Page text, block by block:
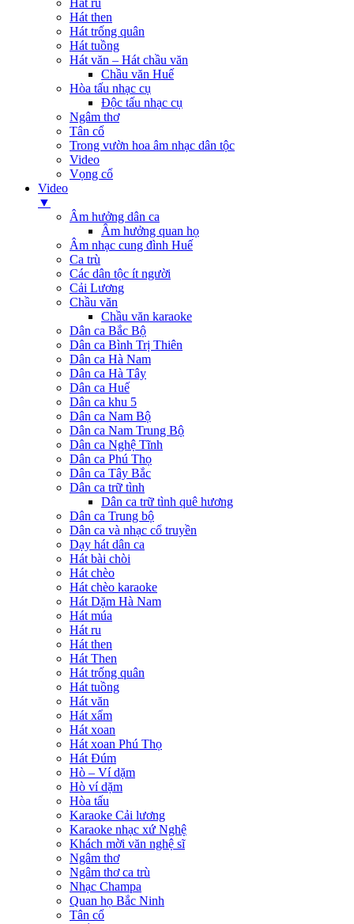
Hát ru
Hát then
Hát trống quân
Hát tuồng
Hát văn – Hát chầu văn
Chầu văn Huế
Hòa tấu nhạc cụ
Độc tấu nhạc cụ
Ngâm thơ
Tân cổ
Trong vườn hoa âm nhạc dân tộc
Video
Vọng cổ
Video
▼
Âm hưởng dân ca
Âm hưởng quan họ
Âm nhạc cung đình Huế
Ca trù
Các dân tộc ít người
Cải Lương
Chầu văn
Chầu văn karaoke
Dân ca Bắc Bộ
Dân ca Bình Trị Thiên
Dân ca Hà Nam
Dân ca Hà Tây
Dân ca Huế
Dân ca khu 5
Dân ca Nam Bộ
Dân ca Nam Trung Bộ
Dân ca Nghệ Tĩnh
Dân ca Phú Thọ
Dân ca Tây Bắc
Dân ca trữ tình
Dân ca trữ tình quê hương
Dân ca Trung bộ
Dân ca và nhạc cổ truyền
Dạy hát dân ca
Hát bài chòi
Hát chèo
Hát chèo karaoke
Hát Dặm Hà Nam
Hát múa
Hát ru
Hát then
Hát Then
Hát trống quân
Hát tuồng
Hát văn
Hát xẩm
Hát xoan
Hát xoan Phú Thọ
Hát Đúm
Hò – Ví dặm
Hò ví dặm
Hòa tấu
Karaoke Cải lương
Karaoke nhạc xứ Nghệ
Khách mời văn nghệ sĩ
Ngâm thơ
Ngâm thơ ca trù
Nhạc Champa
Quan họ Bắc Ninh
Tân cổ